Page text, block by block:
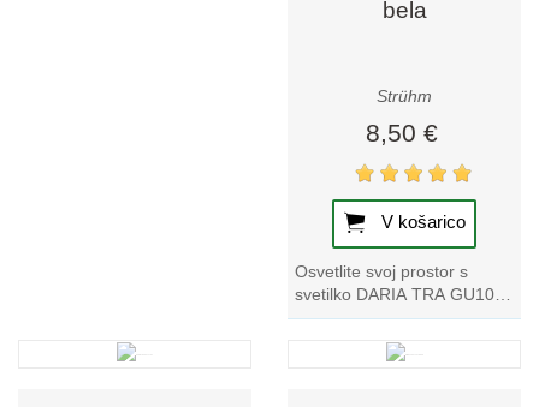
bela
Strühm
8,50 €
V košarico
Osvetlite svoj prostor s
svetilko DARIA TRA GU10
bela track light. Izstopa v
naši zbirki tračnih svetilk, saj